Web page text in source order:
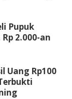
Pupuk
2.000-an
Uang Rp100